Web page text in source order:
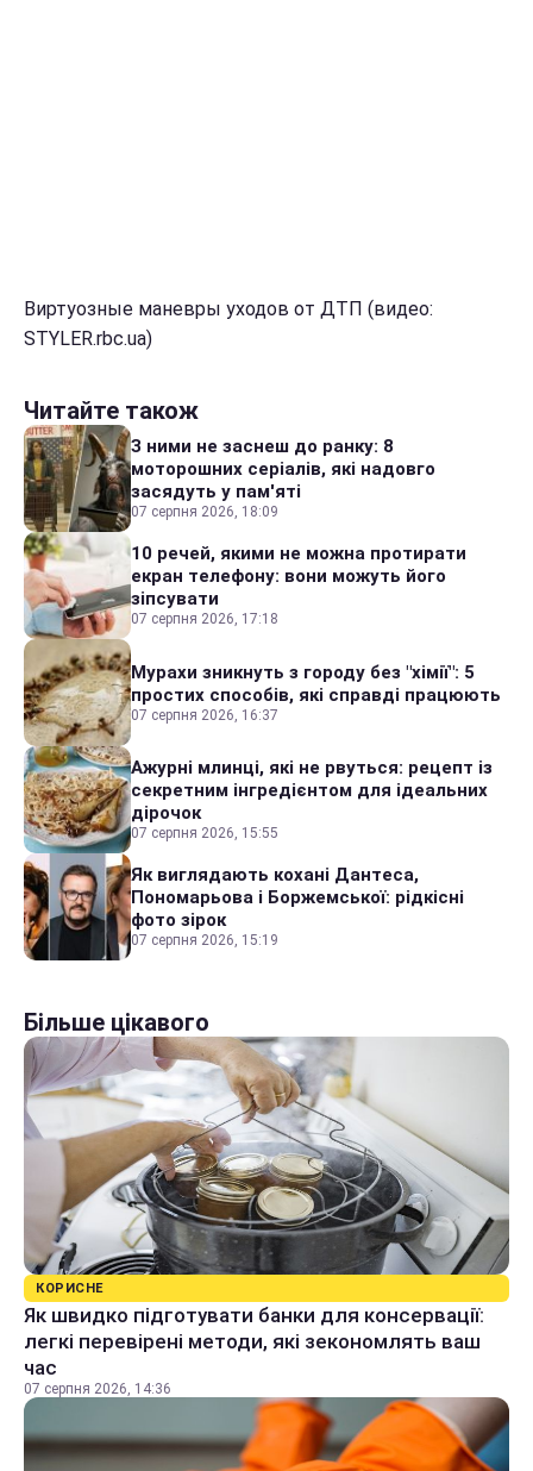
Виртуозные маневры уходов от ДТП (видео:
STYLER.rbc.ua)
Читайте також
З ними не заснеш до ранку: 8
моторошних серіалів, які надовго
засядуть у пам'яті
07 серпня 2026, 18:09
10 речей, якими не можна протирати
екран телефону: вони можуть його
зіпсувати
07 серпня 2026, 17:18
Мурахи зникнуть з городу без "хімії": 5
простих способів, які справді працюють
07 серпня 2026, 16:37
Ажурні млинці, які не рвуться: рецепт із
секретним інгредієнтом для ідеальних
дірочок
07 серпня 2026, 15:55
Як виглядають кохані Дантеса,
Пономарьова і Боржемської: рідкісні
фото зірок
07 серпня 2026, 15:19
Більше цікавого
КОРИСНЕ
Як швидко підготувати банки для консервації:
легкі перевірені методи, які зекономлять ваш
час
07 серпня 2026, 14:36